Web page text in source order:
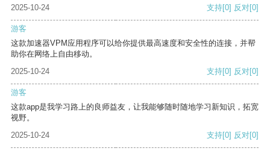
2025-10-24 支持[0] 反对[0]
游客
这款加速器VPM应用程序可以给你提供最高速度和安全性的连接，并帮
助你在网络上自由移动。
2025-10-24
支持[0] 反对[0]
游客
这款app是我学习路上的良师益友，让我能够随时随地学习新知识，拓宽
视野。
2025-10-24
支持[0] 反对[0]